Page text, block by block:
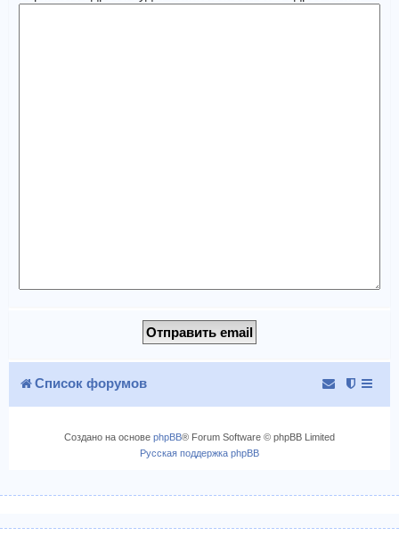
Список форумов
Создано на основе phpBB® Forum Software © phpBB Limited
Русская поддержка phpBB